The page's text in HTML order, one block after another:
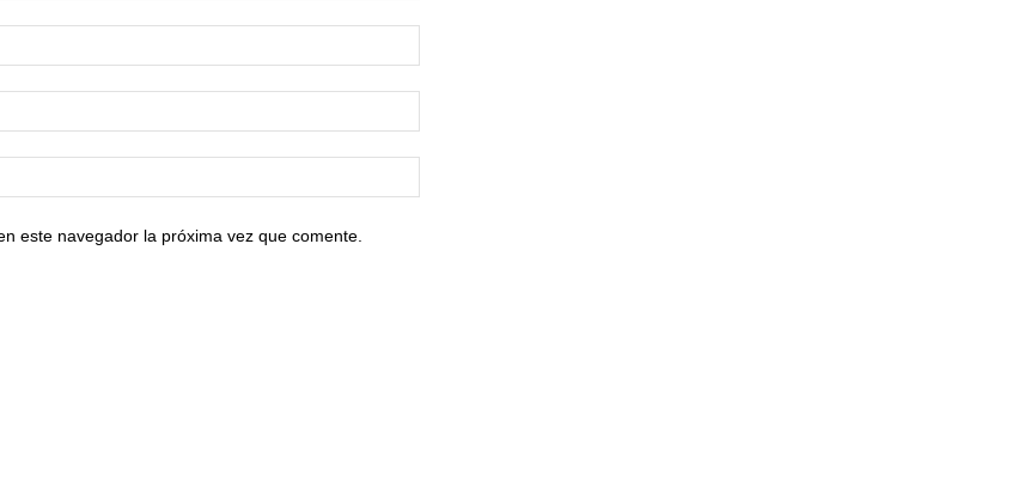
este navegador la próxima vez que comente.